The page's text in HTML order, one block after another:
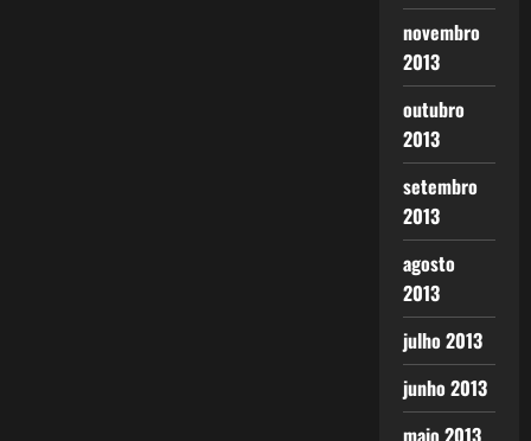
novembro
2013
outubro
2013
setembro
2013
agosto
2013
julho 2013
junho 2013
maio 2013